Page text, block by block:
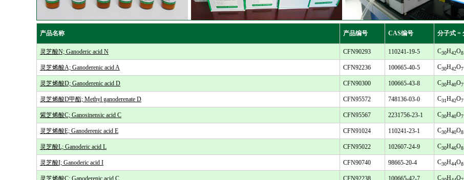
产品名称 产品编号 CAS编号 分子式 =
灵芝酸N; Ganoderic acid N CFN90293 110241-19-5 C30H42O8
灵芝烯酸A; Ganoderenic acid A CFN92236 100665-40-5 C30H42O7
灵芝烯酸D; Ganoderenic acid D CFN90300 100665-43-8 C30H40O7
灵芝烯酸D甲酯; Methyl ganoderenate D CFN95572 748136-03-0 C31H42O7
紫芝烯酸C; Ganosinensic acid C CFN95567 2231756-23-1 C30H40O7
灵芝烯酸E; Ganoderenic acid E CFN91024 110241-23-1 C30H40O8
灵芝酸L; Ganoderic acid L CFN95022 102607-24-9 C30H46O8
灵芝酸I; Ganoderic acid I CFN90740 98665-20-4 C30H44O8
灵芝烯酸C; Ganoderenic acid C CFN92238 100665-42-7 C H O